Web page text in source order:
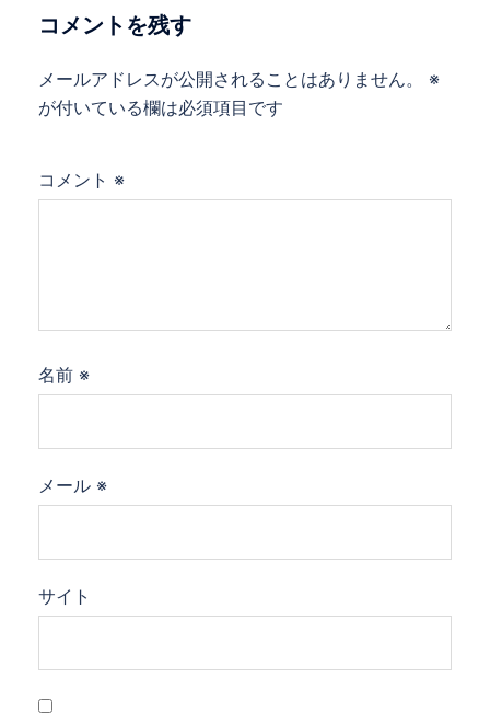
ョコメントを残す
メールアドレスが公開されることはありません。
※
が付いている欄は必須項目です
コメント ※
名前 ※
メール ※
サイト